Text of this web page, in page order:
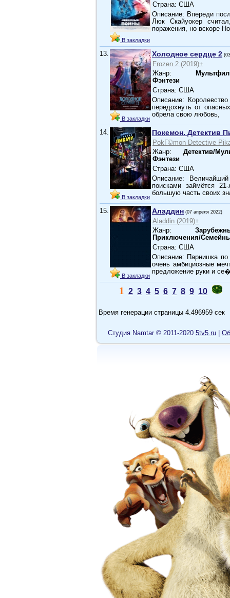
В закладки
Страна: США
Описание: Впереди
Люк Скайуокер
поражения, но вскоре
13.
В закладки
Холодное сердце 2
Frozen 2 (2019)+
Жанр:
Фэнтези
Страна: США
Описание:
передохнуть от
обрела свою любовь,
14.
В закладки
Покемон. Детектив
PokГ©mon Detective
Жанр: Детектив/
Фэнтези
Страна: США
Описание:
поисками займётся
большую часть своих
15.
В закладки
Аладдин (07 апреля 2022)
Aladdin (2019)+
Жанр:
Приключения/
Страна: США
Описание: Парнишка
очень амбициозные
предложение руки и
1 2 3 4 5 6 7 8 9 10
Время генерации страницы 4.496959 сек
Cтудия Namtar © 2011-2020 5tv5.ru